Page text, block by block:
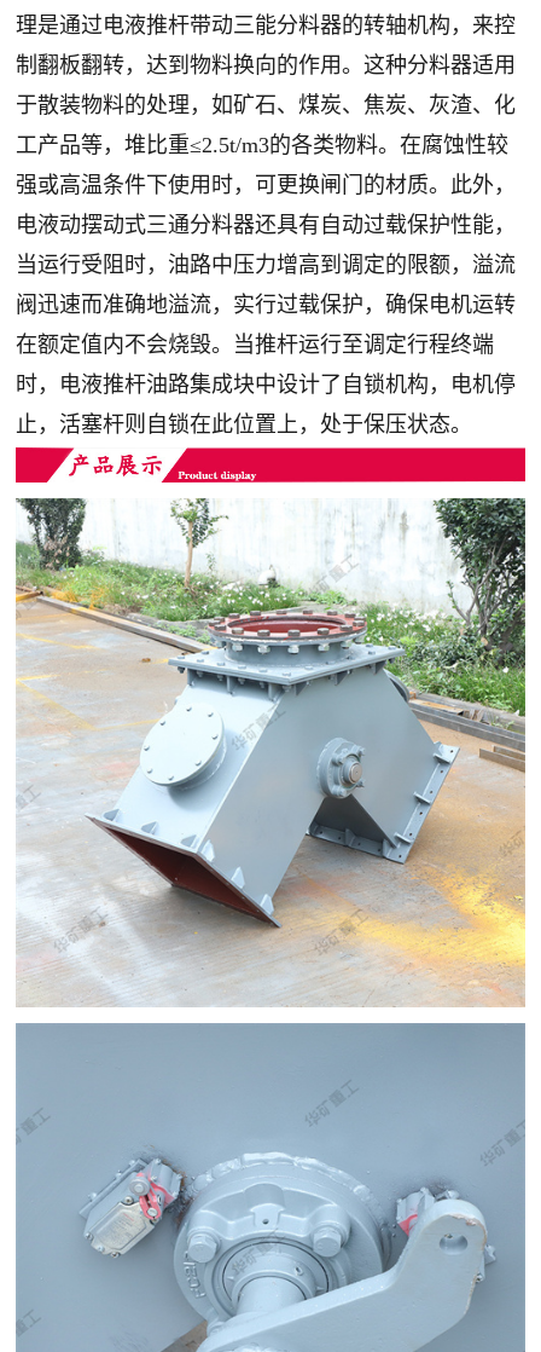
理是通过电液推杆带动三能分料器的转轴机构，来控
制翻板翻转，达到物料换向的作用。这种分料器适用
于散装物料的处理，如矿石、煤炭、焦炭、灰渣、化
工产品等，堆比重≤2.5t/m3的各类物料。在腐蚀性较
强或高温条件下使用时，可更换闸门的材质。此外，
电液动摆动式三通分料器还具有自动过载保护性能，
当运行受阻时，油路中压力增高到调定的限额，溢流
阀迅速而准确地溢流，实行过载保护，确保电机运转
在额定值内不会烧毁。当推杆运行至调定行程终端
时，电液推杆油路集成块中设计了自锁机构，电机停
止，活塞杆则自锁在此位置上，处于保压状态‌。